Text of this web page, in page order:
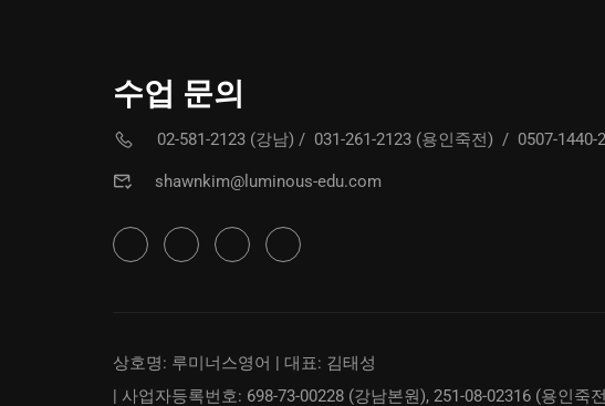
수업 문의
02-581-2123 (강남) / 031-261-2123 (용인죽전) / 0507-1440-
shawnkim@luminous-edu.com
상호명: 루미너스영어 | 대표: 김태성
| 사업자등록번호: 698-73-00228 (강남본원), 251-08-02316 (용인죽